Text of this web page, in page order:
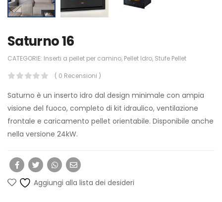
Saturno 16
CATEGORIE: Inserti a pellet per camino, Pellet Idro, Stufe Pellet
( 0 Recensioni )
Saturno è un inserto idro dal design minimale con ampia
visione del fuoco, completo di kit idraulico, ventilazione
frontale e caricamento pellet orientabile. Disponibile anche
nella versione 24kW.
Aggiungi alla lista dei desideri